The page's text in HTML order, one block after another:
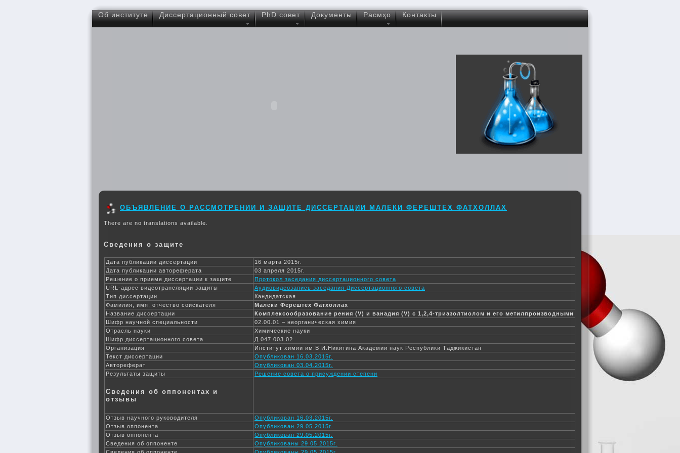
Об институте Диссертационный совет PhD совет Документы Расмҳо Контакты
ОБЪЯВЛЕНИЕ О РАССМОТРЕНИИ И ЗАЩИТЕ ДИССЕРТАЦИИ МАЛЕКИ ФЕРЕШТЕХ ФАТХОЛЛАХ
There are no translations available.
Сведения о защите
Дата публикации диссертации
16 марта 2015г.
Дата публикации автореферата
03 апреля 2015г.
Решение о приеме диссертации к защите
Протокол заседания диссертационного совета
URL-адрес видеотрансляции защиты
Аудиовидеозапись заседания Диссертационного совета
Тип диссертации
Кандидатская
Фамилия, имя, отчество соискателя
Малеки Ферештех Фатхоллах
Название диссертации
Комплексообразование рения (V) и ванадия (V) с 1,2,4-триазолтиолом и его метилпроизводными
Шифр научной специальности
02.00.01 – неорганическая химия
Отрасль науки
Химические науки
Шифр диссертационного совета
Д 047.003.02
Организация
Институт химии им.В.И.Никитина Академии наук Республики Таджикистан
Текст диссертации
Опубликован 16.03.2015г.
Автореферат
Опубликован 03.04.2015г.
Результаты защиты
Решение совета о присуждении степени
Сведения об оппонентах и
отзывы
Отзыв научного руководителя
Опубликован 16.03.2015г.
Отзыв оппонента
Опубликован 29.05.2015г.
Отзыв оппонента
Опубликован 29.05.2015г.
Сведения об оппоненте
Опубликованы 29.05.2015г.
Сведения об оппоненте
Опубликованы 29.05.2015г.